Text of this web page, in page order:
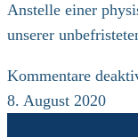
Anstelle einer
unserer
Kommentare
8. August 2020